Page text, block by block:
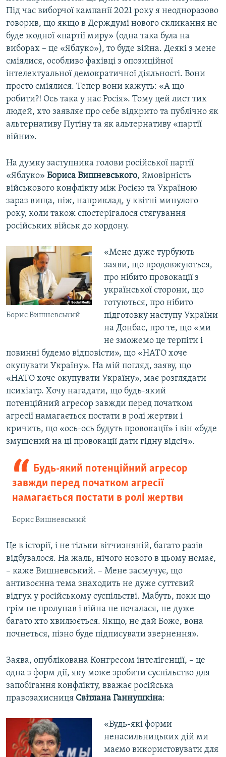
Під час виборчої кампанії 2021 року я неодноразово
говорив, що якщо в Держдумі нового скликання не
буде жодної «партії миру» (одна така була на
виборах – це «Яблуко»), то буде війна. Деякі з мене
сміялися, особливо фахівці з опозиційної
інтелектуальної демократичної діяльності. Вони
просто сміялися. Тепер вони кажуть: «А що
робити?! Ось така у нас Росія». Тому цей лист тих
людей, хто заявляє про себе відкрито та публічно як
альтернативу Путіну та як альтернативу «партії
війни».
На думку заступника голови російської партії
«Яблуко» Бориса Вишневського, ймовірність
військового конфлікту між Росією та Україною
зараз вища, ніж, наприклад, у квітні минулого
року, коли також спостерігалося стягування
російських військ до кордону.
Борис Вишневський
«Мене дуже турбують
заяви, що продовжуються,
про нібито провокації з
української сторони, що
готуються, про нібито
підготовку наступу України
на Донбас, про те, що «ми
не зможемо це терпіти і
повинні будемо відповісти», що «НАТО хоче
окупувати Україну». На мій погляд, заяву, що
«НАТО хоче окупувати Україну», має розглядати
психіатр. Хочу нагадати, що будь-який
потенційний агресор завжди перед початком
агресії намагається постати в ролі жертви і
кричить, що «ось-ось будуть провокації» і він «буде
змушений на ці провокації дати гідну відсіч».
Будь-який потенційний агресор
завжди перед початком агресії
намагається постати в ролі жертви
Борис Вишневський
Це в історії, і не тільки вітчизняній, багато разів
відбувалося. На жаль, нічого нового в цьому немає,
– каже Вишневський. – Мене засмучує, що
антивоєнна тема знаходить не дуже суттєвий
відгук у російському суспільстві. Мабуть, поки що
грім не пролунав і війна не почалася, не дуже
багато хто хвилюється. Якщо, не дай Боже, вона
почнеться, пізно буде підписувати звернення».
Заява, опублікована Конгресом інтелігенції, – це
одна з форм дії, яку може зробити суспільство для
запобігання конфлікту, вважає російська
правозахисниця Світлана Ганнушкіна:
«Будь-які форми
ненасильницьких дій ми
маємо використовувати для